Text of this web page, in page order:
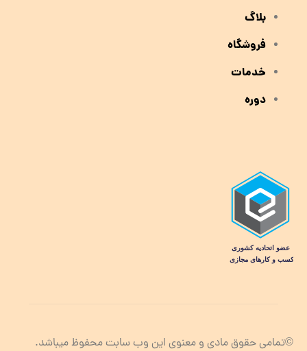
بلاگ
فروشگاه
خدمات
دوره
©تمامی حقوق مادی و معنوی این وب سابت محفوظ میباشد.